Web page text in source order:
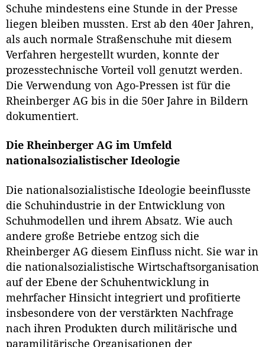
Schuhe mindestens eine Stunde in der Presse
liegen bleiben mussten. Erst ab den 40er Jahren,
als auch normale Straßenschuhe mit diesem
Verfahren hergestellt wurden, konnte der
prozesstechnische Vorteil voll genutzt werden.
Die Verwendung von Ago-Pressen ist für die
Rheinberger AG bis in die 50er Jahre in Bildern
dokumentiert.
Die Rheinberger AG im Umfeld
nationalsozialistischer Ideologie
Die nationalsozialistische Ideologie beeinflusste
die Schuhindustrie in der Entwicklung von
Schuhmodellen und ihrem Absatz. Wie auch
andere große Betriebe entzog sich die
Rheinberger AG diesem Einfluss nicht. Sie war in
die nationalsozialistische Wirtschaftsorganisation
auf der Ebene der Schuhentwicklung in
mehrfacher Hinsicht integriert und profitierte
insbesondere von der verstärkten Nachfrage
nach ihren Produkten durch militärische und
paramilitärische Organisationen der